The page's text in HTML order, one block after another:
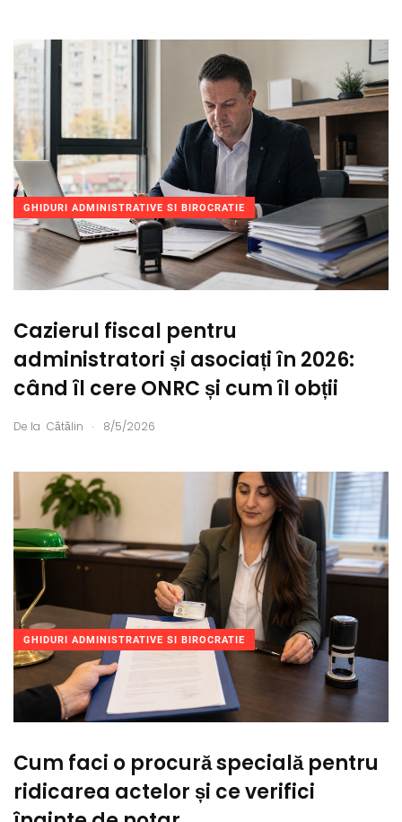
GHIDURI ADMINISTRATIVE SI BIROCRATIE
Cazierul fiscal pentru
administratori și asociați în 2026:
când îl cere ONRC și cum îl obții
De la Cătălin . 8/5/2026
GHIDURI ADMINISTRATIVE SI BIROCRATIE
Cum faci o procură specială pentru
ridicarea actelor și ce verifici